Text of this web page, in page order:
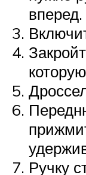
вперед.
Ручку